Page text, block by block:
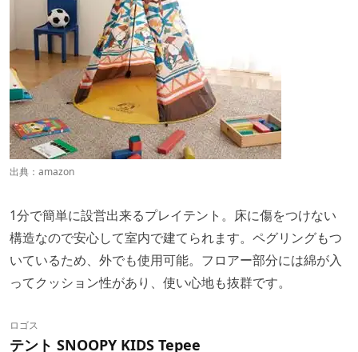
出典： amazon
1分で簡単に設営出来るプレイテント。床に傷をつけない
構造なので安心して室内で建てられます。ペグリングもつ
いているため、外でも使用可能。フロアー部分には綿が入
ってクッション性があり、使い心地も抜群です。
ロゴス
テント SNOOPY KIDS Tepee